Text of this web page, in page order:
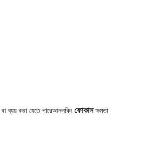
ব্যয় করা যেতে পারেআনলকিং ফোকাসক্ষমতা